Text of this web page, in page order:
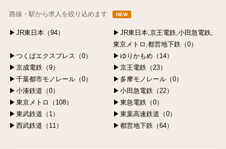
路線・駅から求人を絞り込めます NEW
JR東日本（94）
JR東日本,京王電鉄,小田急電鉄,
東京メトロ,都営地下鉄（0）
つくばエクスプレス（0）
ゆりかもめ（14）
京成電鉄（9）
京王電鉄（23）
千葉都市モノレール（0）
多摩モノレール（0）
小湊鉄道（0）
小田急電鉄（22）
東京メトロ（108）
東急電鉄（0）
東武鉄道（1）
東葉高速鉄道（0）
西武鉄道（11）
都営地下鉄（64）